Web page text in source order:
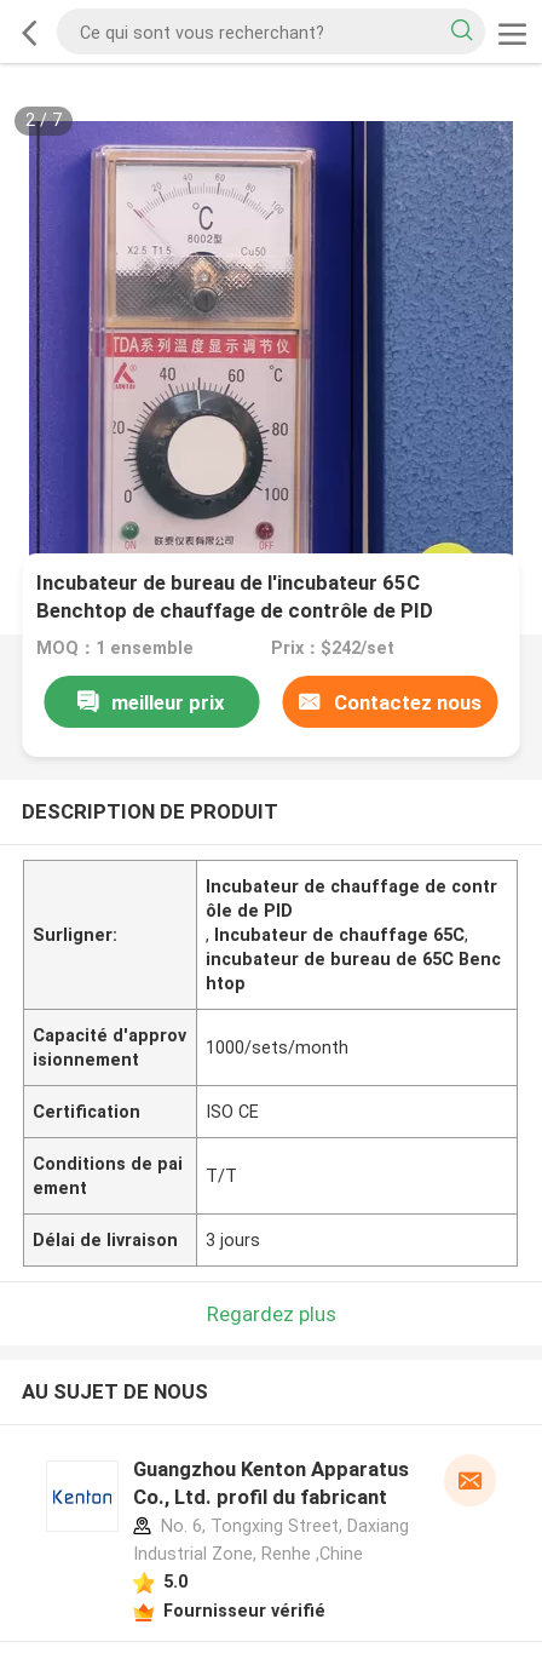
2/7
Incubateur de bureau de l'incubateur 65C
Benchtop de chauffage de contrôle de PID
MOQ：1 ensemble Prix：$242/set
meilleur prix Contactez nous
DESCRIPTION DE PRODUIT
Surligner:
Incubateur de chauffage de contr
ôle de PID
, Incubateur de chauffage 65C,
incubateur de bureau de 65C Benc
htop
Capacité d'approv
isionnement
1000/sets/month
Certification ISO CE
Conditions de pai
ement
T/T
Délai de livraison 3 jours
Regardez plus
AU SUJET DE NOUS
Guangzhou Kenton Apparatus
Co., Ltd. profil du fabricant
No. 6, Tongxing Street, Daxiang
Industrial Zone, Renhe ,Chine
5.0
Fournisseur vérifié